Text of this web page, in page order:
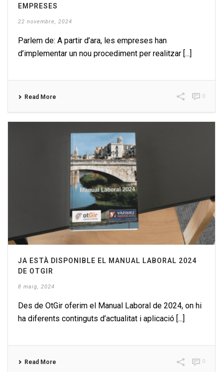
EMPRESES
22 novembre, 2024
Parlem de: A partir d’ara, les empreses han
d’implementar un nou procediment per realitzar [...]
Read More 0
JA ESTÀ DISPONIBLE EL MANUAL LABORAL 2024
DE OTGIR
8 maig, 2024
Des de OtGir oferim el Manual Laboral de 2024, on hi
ha diferents continguts d’actualitat i aplicació [...]
Read More 0